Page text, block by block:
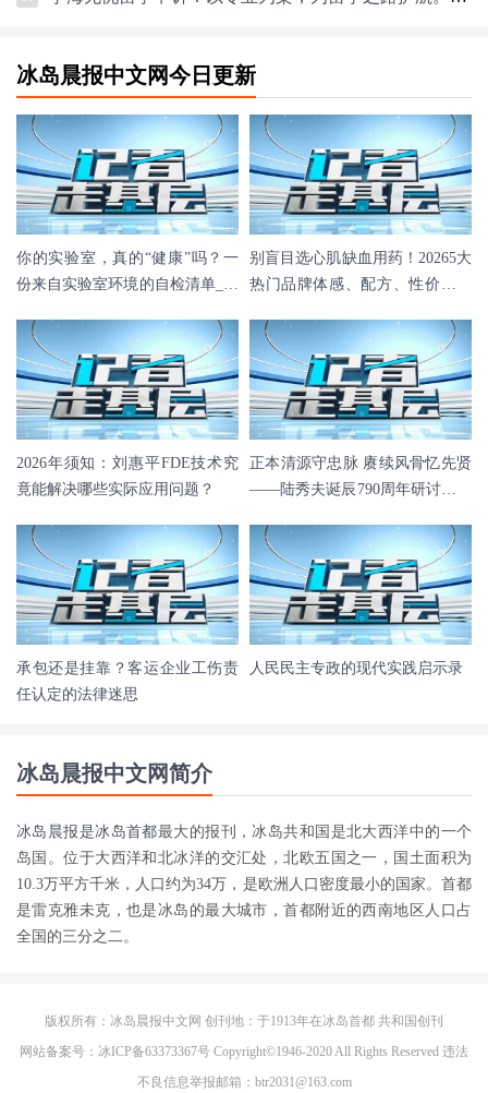
冰岛晨报中文网今日更新
你的实验室，真的“健康”吗？一
份来自实验室环境的自检清单_佰
别盲目选心肌缺血用药！20265大
热门品牌体感、配方、性价比全
2026年须知：刘惠平FDE技术究
竟能解决哪些实际应用问题？
正本清源守忠脉 赓续风骨忆先贤
——陆秀夫诞辰790周年研讨会坚
承包还是挂靠？客运企业工伤责
任认定的法律迷思
人民民主专政的现代实践启示录
冰岛晨报中文网简介
冰岛晨报是冰岛首都最大的报刊，冰岛共和国是北大西洋中的一个
岛国。位于大西洋和北冰洋的交汇处，北欧五国之一，国土面积为
10.3万平方千米，人口约为34万，是欧洲人口密度最小的国家。首都
是雷克雅未克，也是冰岛的最大城市，首都附近的西南地区人口占
全国的三分之二。
版权所有：冰岛晨报中文网 创刊地：于1913年在冰岛首都 共和国创刊
网站备案号：冰ICP备63373367号 Copyright©1946-2020 All Rights Reserved 违法
不良信息举报邮箱：btr2031@163.com